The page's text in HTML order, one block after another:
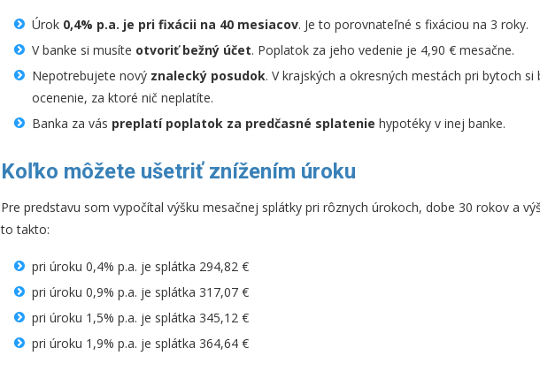
Úrok 0,4% p.a. je pri fixácii na 40 mesiacov. Je to porovnateľné s fixáciou na 3 roky.
V banke si musíte otvoriť bežný účet. Poplatok za jeho vedenie je 4,90 € mesačne.
Nepotrebujete nový znalecký posudok. V krajských a okresných mestách pri bytoch
ocenenie, za ktoré nič neplatíte.
Banka za vás preplatí poplatok za predčasné splatenie hypotéky v inej banke.
Koľko môžete ušetriť znížením úroku
Pre predstavu som vypočítal výšku mesačnej splátky pri rôznych úrokoch, dobe 30 rokov a
to takto:
pri úroku 0,4% p.a. je splátka 294,82 €
pri úroku 0,9% p.a. je splátka 317,07 €
pri úroku 1,5% p.a. je splátka 345,12 €
pri úroku 1,9% p.a. je splátka 364,64 €